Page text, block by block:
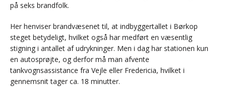
på seks brandfolk.
Her henviser brandvæsenet til, at indbyggertallet i Børkop
steget betydeligt, hvilket også har medført en væsentlig
stigning i antallet af udrykninger. Men i dag har stationen kun
en autosprøjte, og derfor må man afvente
tankvognsassistance fra Vejle eller Fredericia, hvilket i
gennemsnit tager ca. 18 minutter.